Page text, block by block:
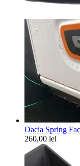
Dacia Spring
260,00 lei